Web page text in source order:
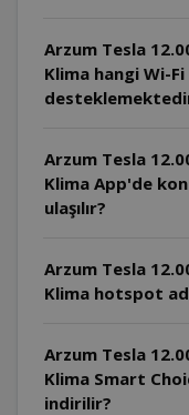
Arzum Tesla
Klima hangi Wi-Fi
Arzum Tesla
Klima App'de
ulaşılır?
Arzum Tesla
Klima hotspot
Arzum Tesla
Klima Smart
indirilir?